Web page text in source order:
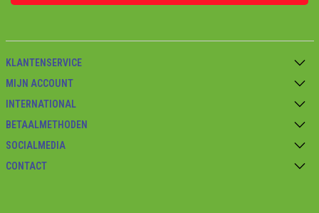
KLANTENSERVICE
MIJN ACCOUNT
INTERNATIONAL
BETAALMETHODEN
SOCIALMEDIA
CONTACT